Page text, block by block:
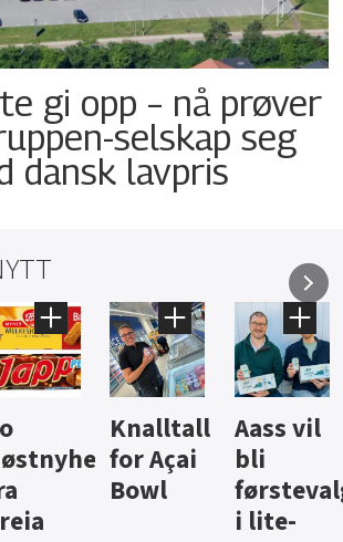
gi opp – nå prøver
selskap seg
dansk lavpris
vil
Brus og
jus fra
Berentsen
Hard
iste fra
Hansa